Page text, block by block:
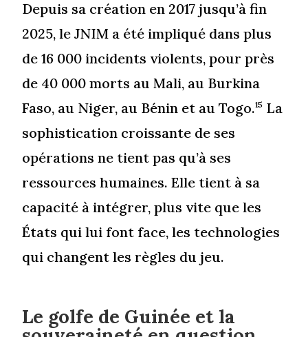
Depuis sa création en 2017 jusqu’à fin
2025, le JNIM a été impliqué dans plus
de 16 000 incidents violents, pour près
de 40 000 morts au Mali, au Burkina
Faso, au Niger, au Bénin et au Togo.15 La
sophistication croissante de ses
opérations ne tient pas qu’à ses
ressources humaines. Elle tient à sa
capacité à intégrer, plus vite que les
États qui lui font face, les technologies
qui changent les règles du jeu.
Le golfe de Guinée et la